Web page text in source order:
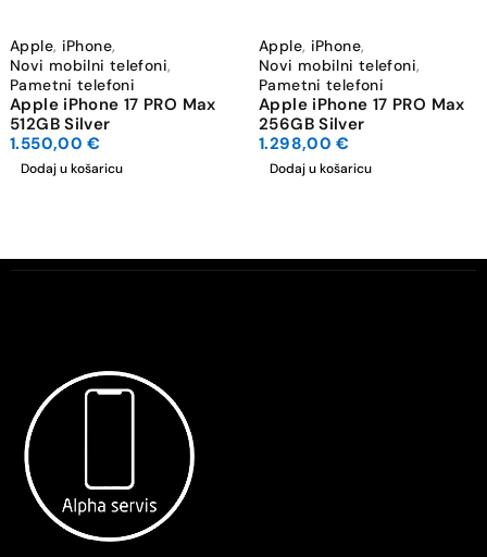
Apple, iPhone,
Novi mobilni telefoni,
Pametni telefoni
Apple iPhone 17 PRO Max
512GB Silver
1.550,00€
Dodaj u košaricu
Apple, iPhone,
Novi mobilni telefoni,
Pametni telefoni
Apple iPhone 17 PRO Max
256GB Silver
1.298,00€
Dodaj u košaricu